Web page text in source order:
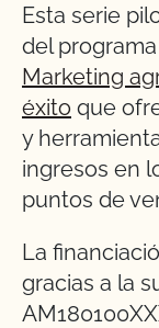
Esta serie
del
Marketing
éxito que
y
ingresos en
puntos de
La
gracias a la